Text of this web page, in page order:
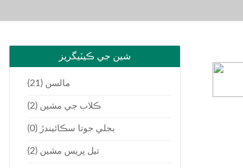
شين جي ڪيٽيگريز
مالسن (21)
ڪلاب جي مشين (2)
بجلي جوتا سڪائيندڙ (0)
تيل پريس مشين (2)